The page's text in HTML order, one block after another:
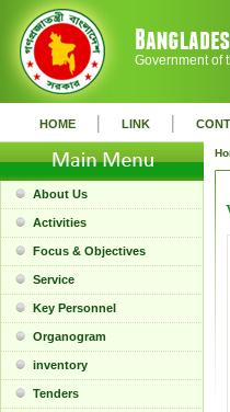
Government of
HOME | LINK |
About Us
Activities
Focus & Objectives
Service
Key Personnel
Organogram
inventory
Tenders